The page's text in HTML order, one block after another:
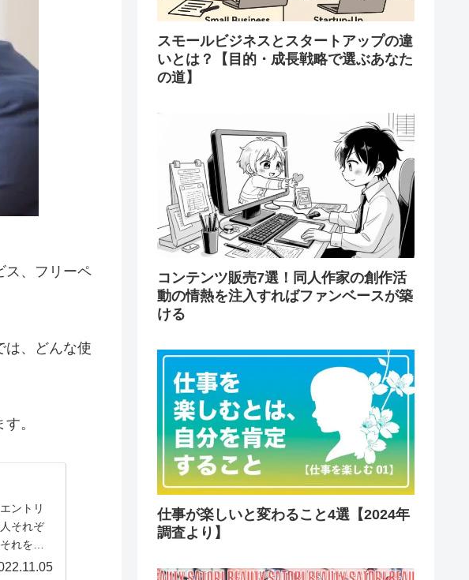
ス、フリーペ
は、どんな使
。
ントリ
それぞ
れを見
さい。
スモールビジネスとスタートアップの違
いとは？【目的・成長戦略で選ぶあなた
の道】
コンテンツ販売7選！同人作家の創作活
動の情熱を注入すればファンベースが築
ける
仕事が楽しいと変わること4選【2024年
調査より】